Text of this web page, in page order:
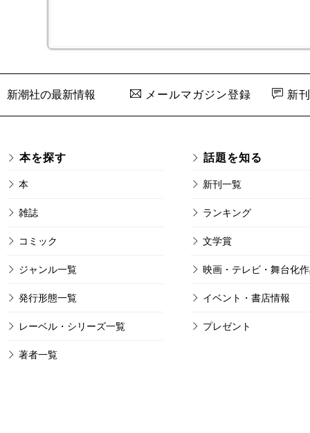
新潮社の最新情報 メールマガジン登録 新
本を探す
本
雑誌
コミック
ジャンル一覧
発行形態一覧
レーベル・シリーズ一覧
著者一覧
話題を知る
新刊一覧
ランキング
文学賞
映画・テレビ・舞台化
イベント・書店情報
プレゼント